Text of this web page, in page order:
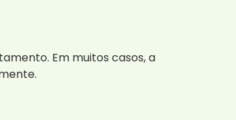
Em muitos casos, a